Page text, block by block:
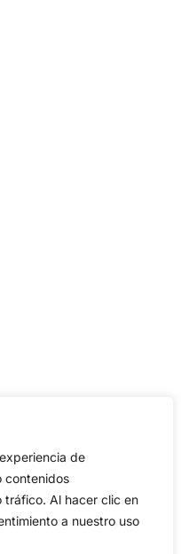
de
contenidos
tráfico. Al hacer clic en
a nuestro uso